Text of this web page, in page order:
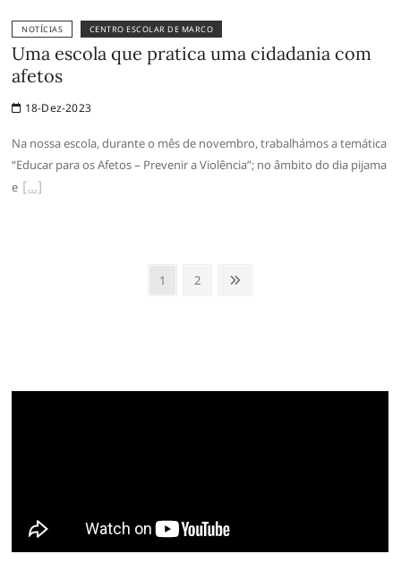
NOTÍCIAS CENTRO ESCOLAR DE MARCO
Uma escola que pratica uma cidadania com
afetos
18-Dez-2023
Na nossa escola, durante o mês de novembro, trabalhámos a temática
“Educar para os Afetos – Prevenir a Violência”; no âmbito do dia pijama
e
Page
1 Page
2